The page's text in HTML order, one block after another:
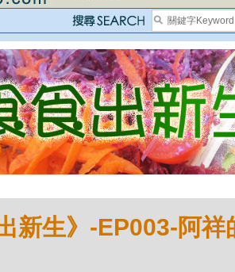
新生》-EP003-阿